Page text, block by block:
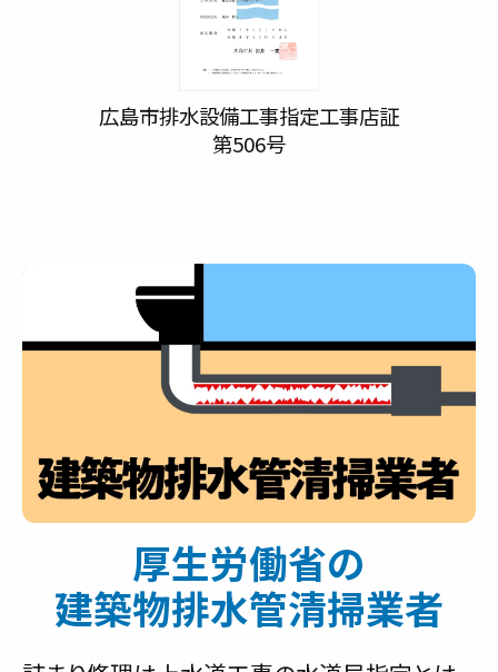
広島市排水設備工事指定工事店証
第506号
厚生労働省の
建築物排水管清掃業者